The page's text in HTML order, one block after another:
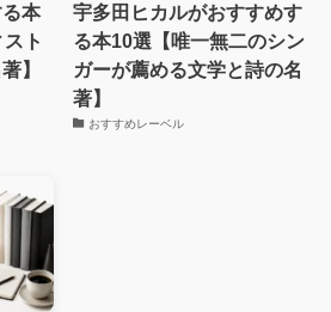
本
ト
】
宇多田ヒカルがおすすめす
る本10選【唯一無二のシン
ガーが薦める文学と詩の名
著】
おすすめレーベル